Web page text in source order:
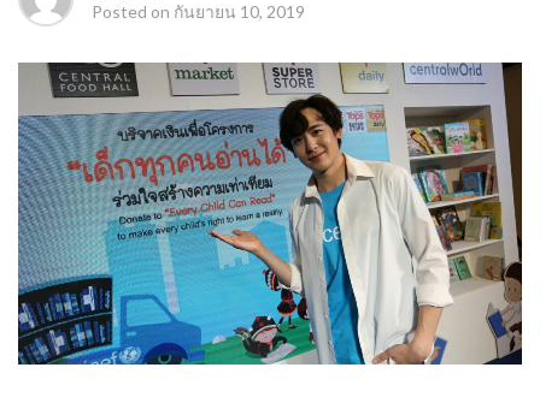
Posted on กันยายน 10, 2019